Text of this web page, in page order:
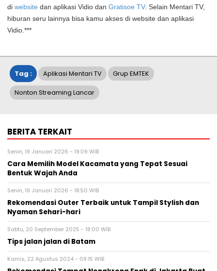
di website dan aplikasi Vidio dan Gratisoe TV. Selain Mentari TV,
hiburan seru lainnya bisa kamu akses di website dan aplikasi
Vidio.***
Tag : Aplikasi Mentari TV Grup EMTEK
Nonton Streaming Lancar
BERITA TERKAIT
Senin, 19 Januari 2026 - 19:09 WIB
Cara Memilih Model Kacamata yang Tepat Sesuai
Bentuk Wajah Anda
Senin, 19 Januari 2026 - 18:50 WIB
Rekomendasi Outer Terbaik untuk Tampil Stylish dan
Nyaman Sehari-hari
Sabtu, 20 September 2025 - 18:00 WIB
Tips jalan jalan di Batam
Kamis, 22 Agustus 2024 - 09:15 WIB